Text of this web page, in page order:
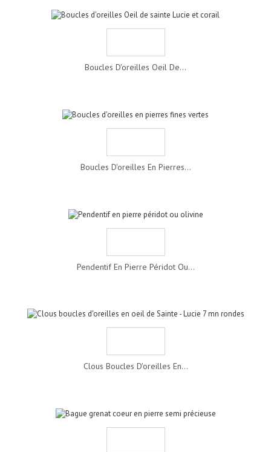
Boucles D'oreilles Oeil De...
Boucles D'oreilles En Pierres...
Pendentif En Pierre Péridot Ou...
Clous Boucles D'oreilles En...